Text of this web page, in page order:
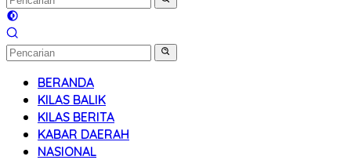
BERANDA
KILAS BALIK
KILAS BERITA
KABAR DAERAH
NASIONAL